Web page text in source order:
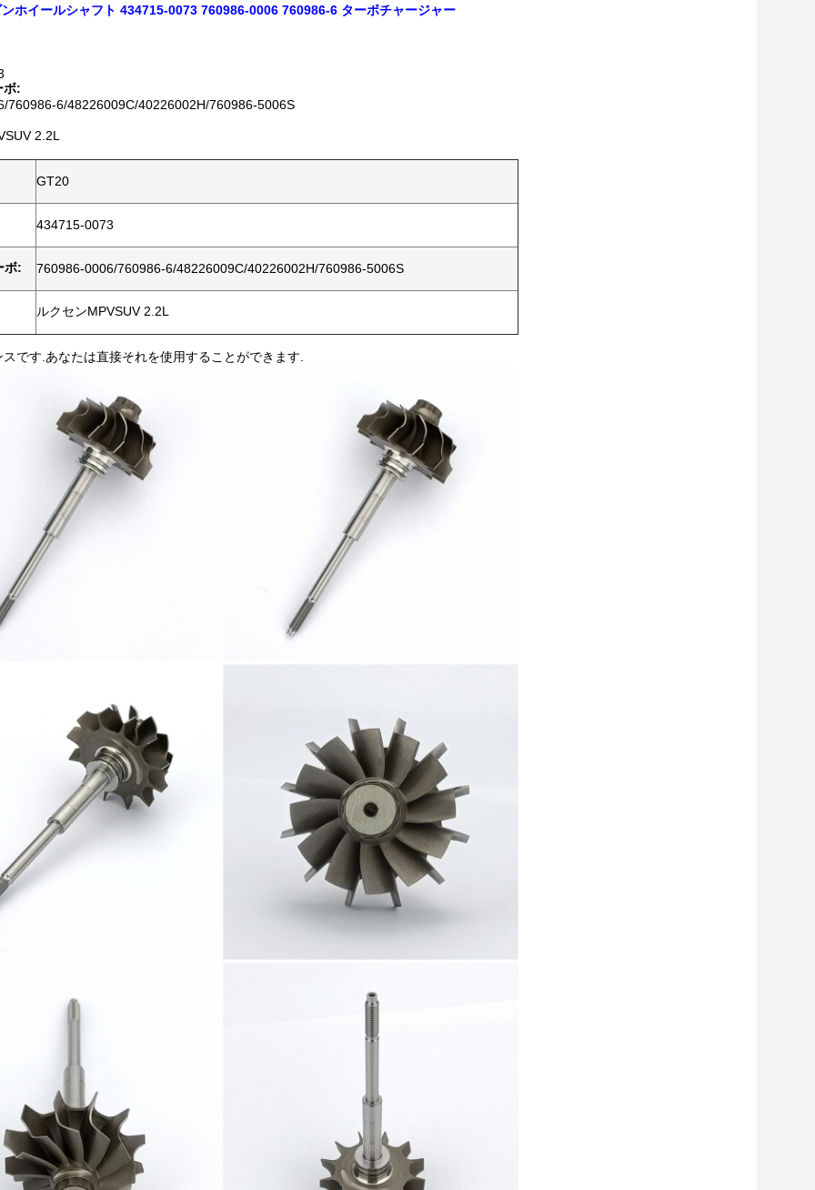
ホイールシャフト 434715-0073 760986-0006 760986-6 ターボチャージャー
ボ:
760986-6/48226009C/40226002H/760986-5006S
2.2L
GT20
434715-0073
ボ: 760986-0006/760986-6/48226009C/40226002H/760986-5006S
ルクセンMPVSUV 2.2L
です.あなたは直接それを使用することができます.